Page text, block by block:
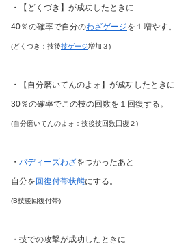
・【どくづき】が成功したときに
40％の確率で自分のわざゲージを１増やす。
(どくづき：技後技ゲージ増加３)
・【自分磨いてんのよォ】が成功したときに
30％の確率でこの技の回数を１回復する。
(自分磨いてんのよォ：技後技回数回復２)
・ バディーズわざをつかったあと
自分を 回復付帯状態にする。
(B技後回復付帯)
・技での攻撃が成功したときに